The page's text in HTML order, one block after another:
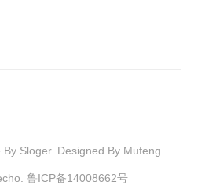
By Sloger. Designed By Mufeng.
鲁ICP备14008662号